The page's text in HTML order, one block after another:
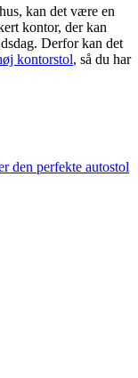
kan det være en
kontor, der kan
Derfor kan det
kontorstol, så du har
den perfekte autostol